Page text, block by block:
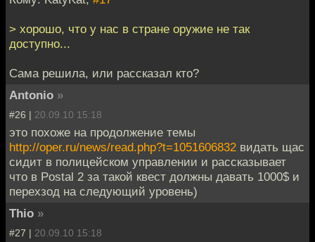
> хорошо, что у нас в стране оружие не так
доступно...
Сама решила, или рассказал кто?
Antonio »
#26 | 20.09.10 15:18
это похоже на продолжение темы
http://oper.ru/news/read.php?t=1051606832 видать щас
сидит в полицейском управлении и рассказывает
что в Postal 2 за такой квест должны давать 1000$ и
перехзод на следующий уровень)
Thio »
#27 | 20.09.10 15:18